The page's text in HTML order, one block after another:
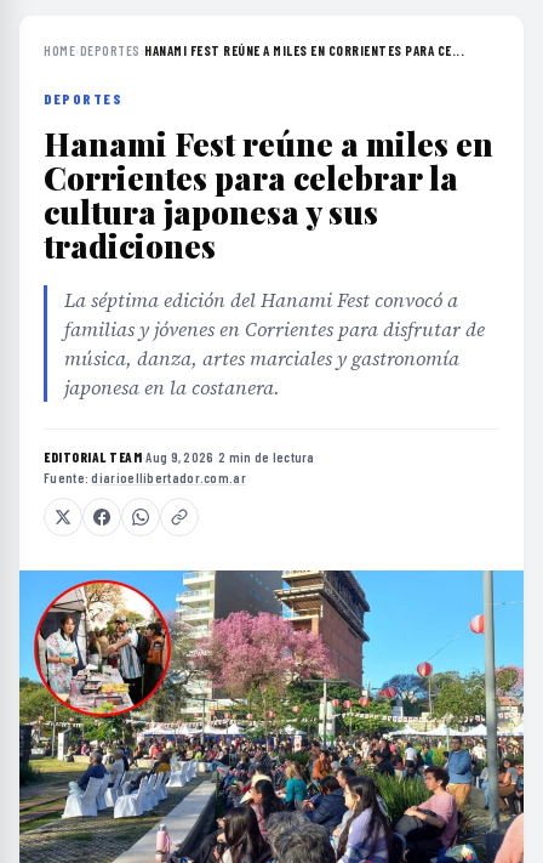
HOME›DEPORTES ›HANAMI FEST REÚNE A MILES EN CORRIENTES PARA CE...
DEPORTES
Hanami Fest reúne a miles en
Corrientes para celebrar la
cultura japonesa y sus
tradiciones
La séptima edición del Hanami Fest convocó a
familias y jóvenes en Corrientes para disfrutar de
música, danza, artes marciales y gastronomía
japonesa en la costanera.
EDITORIAL TEAM·Aug 9, 2026 ·2 min de lectura ·
Fuente:diarioellibertador.com.ar